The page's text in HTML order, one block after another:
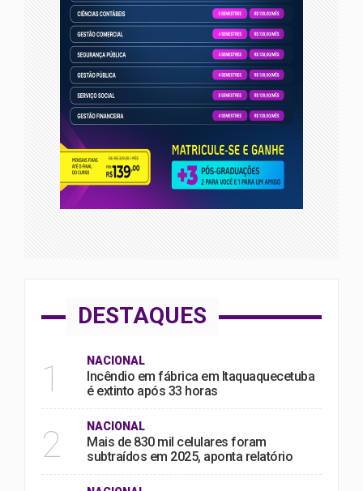
DESTAQUES
1 NACIONAL
Incêndio em fábrica em Itaquaquecetuba
é extinto após 33 horas
2 NACIONAL
Mais de 830 mil celulares foram
subtraídos em 2025, aponta relatório